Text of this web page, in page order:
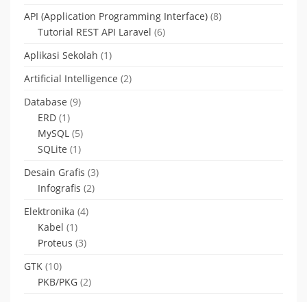
API (Application Programming Interface) (8)
Tutorial REST API Laravel (6)
Aplikasi Sekolah (1)
Artificial Intelligence (2)
Database (9)
ERD (1)
MySQL (5)
SQLite (1)
Desain Grafis (3)
Infografis (2)
Elektronika (4)
Kabel (1)
Proteus (3)
GTK (10)
PKB/PKG (2)